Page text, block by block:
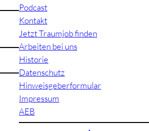
Podcast
Kontakt
Jetzt Traumjob finden
Arbeiten bei uns
Historie
Datenschutz
Hinweisgeberformular
Impressum
AEB